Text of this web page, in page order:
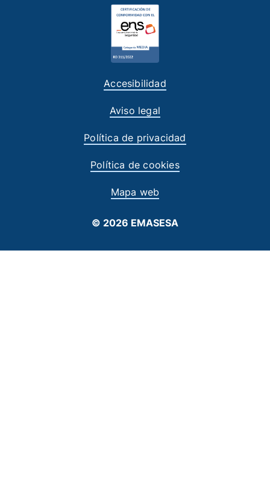
Accesibilidad
Aviso legal
Política de privacidad
Política de cookies
Mapa web
© 2026 EMASESA